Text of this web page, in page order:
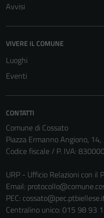
Avvisi
VIVERE IL COMUNE
Luoghi
Eventi
CONTATTI
Comune di Cossato
Piazza Ermanno Angiono,
Codice fiscale / P. IVA:
URP - Ufficio Relazioni con il
Email:
PEC:
Centralino unico: 015 98 93